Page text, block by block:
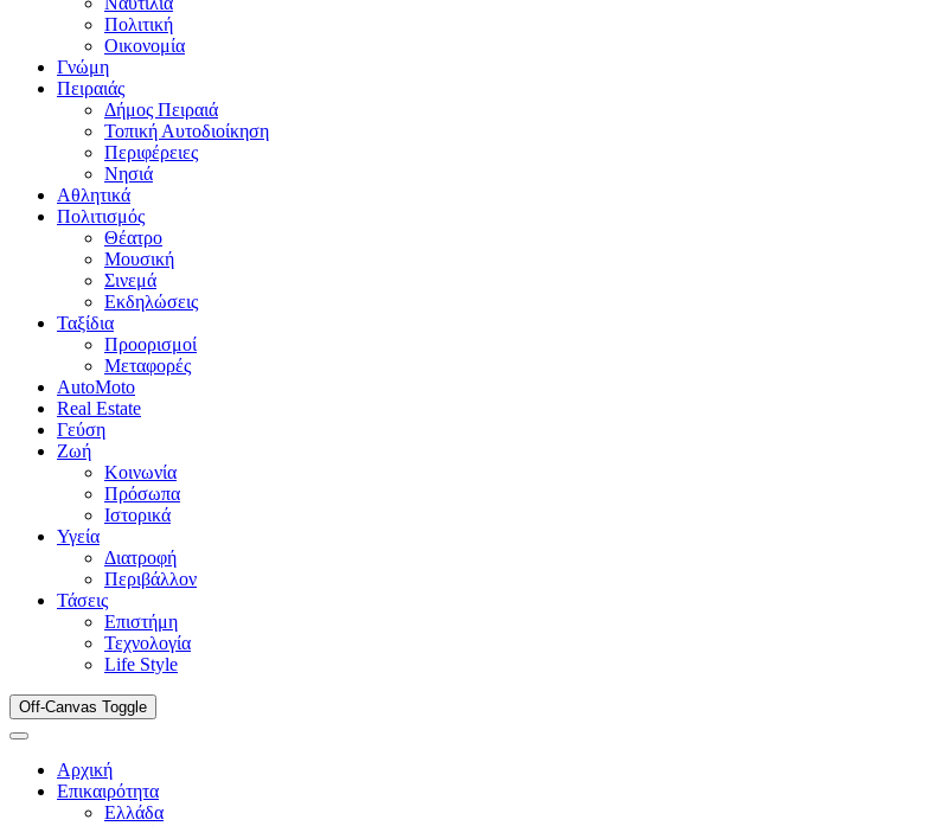
Πολιτική
Οικονομία
Γνώμη
Πειραιάς
Δήμος Πειραιά
Τοπική Αυτοδιοίκηση
Περιφέρειες
Νησιά
Αθλητικά
Πολιτισμός
Θέατρο
Μουσική
Σινεμά
Εκδηλώσεις
Ταξίδια
Προορισμοί
Μεταφορές
AutoMoto
Real Estate
Γεύση
Ζωή
Κοινωνία
Πρόσωπα
Ιστορικά
Υγεία
Διατροφή
Περιβάλλον
Τάσεις
Επιστήμη
Τεχνολογία
Life Style
Off-Canvas Toggle
Αρχική
Επικαιρότητα
Ελλάδα